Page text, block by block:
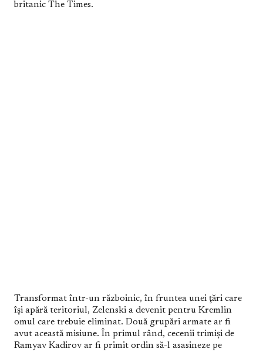
britanic The Times.
Transformat într-un războinic, în fruntea unei ţări care
îşi apără teritoriul, Zelenski a devenit pentru Kremlin
omul care trebuie eliminat. Două grupări armate ar fi
avut această misiune. În primul rând, cecenii trimişi de
Ramyav Kadirov ar fi primit ordin să-l asasineze pe